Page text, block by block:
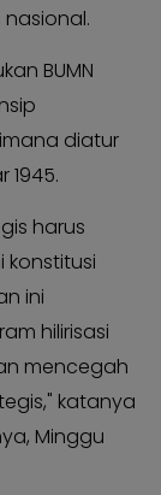
BUMN
diatur
1945.
harus
ini
hilirisasi
mencegah
katanya
Minggu